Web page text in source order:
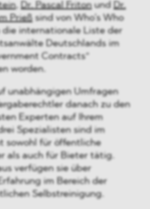
, Dr. Pascal Fritonund Dr.
Prießsind von Who’s Who
die internationale Liste der
Deutschlands im
Contracts“
worden.
unabhängigen Umfragen
danach zu den
Experten auf Ihrem
Spezialisten sind im
sowohl für öffentliche
als auch für Bieter tätig.
verfügen sie über
im Bereich der
Selbstreinigung.